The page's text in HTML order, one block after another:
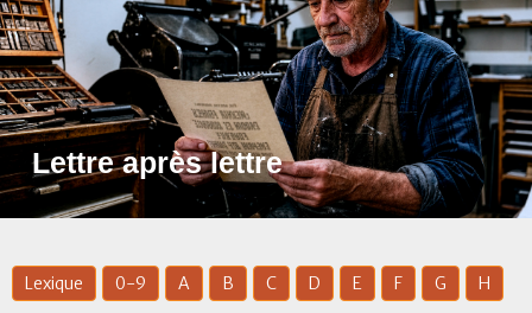
Lettre après lettre
Lexique 0-9 A B C D E F G H